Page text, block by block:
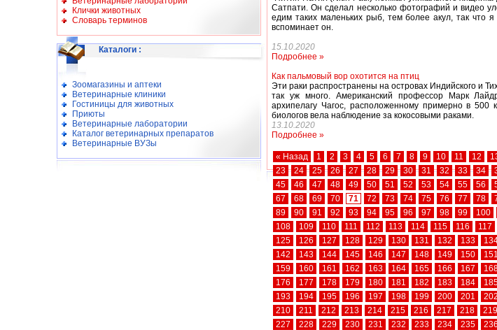
Клички животных
Словарь терминов
Каталоги :
Зоомагазины и аптеки
Ветеринарные клиники
Гостиницы для животных
Приюты
Ветеринарные лаборатории
Каталог ветеринарных препаратов
Ветеринарные ВУЗы
Сатпати. Он сделал несколько фотографий и видео
едим таких маленьких рыб, тем более акул, так что
вспоминает он.
15.10.2020
Подробнее »
Как пальмовый вор охотится на птиц
Эти раки распространены на островах Индийского и
так уж много. Американский профессор Марк
архипелагу Чагос, расположенному примерно в 500
биологов вела наблюдение за кокосовыми раками.
13.10.2020
Подробнее »
« Назад 1 2 3 4 5 6 7 8 9 10 11 12
23
24 25 26 27 28 29 30 31 32 33 34
45
46 47 48 49 50 51 52 53 54 55 56
67
68 69 70 71 72 73 74 75 76 77 78
89
90 91 92 93 94 95 96 97 98 99 100
108
109 110 111 112 113 114 115 116 117
125
126 127 128 129 130 131 132 133
142
143 144 145 146 147 148 149 150 151
159
160 161 162 163 164 165 166 167
176
177 178 179 180 181 182 183 184
193
194 195 196 197 198 199 200 201 202
210
211 212 213 214 215 216 217 218 219
227
228 229 230 231 232 233 234 235 236